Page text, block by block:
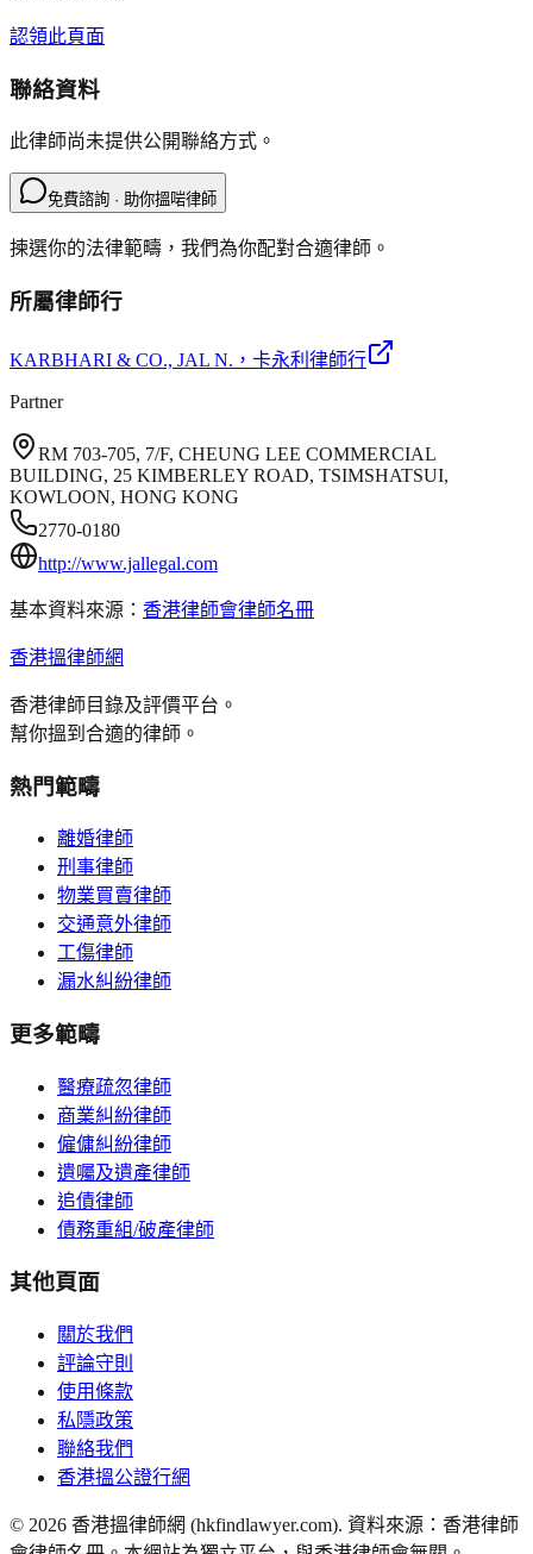
認領此頁面
聯絡資料
此律師尚未提供公開聯絡方式。
免費諮詢 · 助你搵啱律師
揀選你的法律範疇，我們為你配對合適律師。
所屬律師行
KARBHARI & CO., JAL N. ，卡永利律師行
Partner
RM 703-705, 7/F, CHEUNG LEE COMMERCIAL
BUILDING, 25 KIMBERLEY ROAD, TSIMSHATSUI,
KOWLOON, HONG KONG
2770-0180
http://www.jallegal.com
基本資料來源： 香港律師會律師名冊
香港搵律師網
香港律師目錄及評價平台。
幫你搵到合適的律師。
熱門範疇
離婚律師
刑事律師
物業買賣律師
交通意外律師
工傷律師
漏水糾紛律師
更多範疇
醫療疏忽律師
商業糾紛律師
僱傭糾紛律師
遺囑及遺產律師
追債律師
債務重組/破產律師
其他頁面
關於我們
評論守則
使用條款
私隱政策
聯絡我們
香港搵公證行網
© 2026 香港搵律師網 (hkfindlawyer.com). 資料來源：香港律師